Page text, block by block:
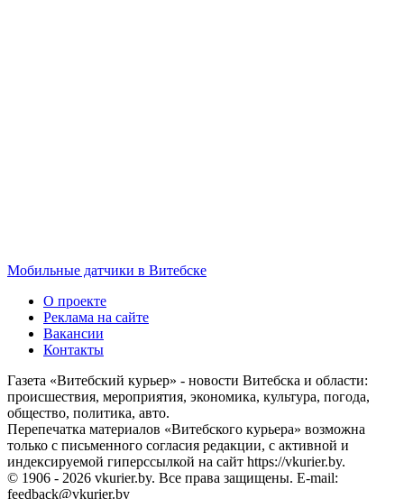
Мобильные датчики в Витебске
О проекте
Реклама на сайте
Вакансии
Контакты
Газета «Витебский курьер» - новости Витебска и области:
происшествия, мероприятия, экономика, культура, погода,
общество, политика, авто.
Перепечатка материалов «Витебского курьера» возможна
только с письменного согласия редакции, с активной и
индексируемой гиперссылкой на сайт https://vkurier.by.
© 1906 - 2026 vkurier.by. Все права защищены. E-mail:
feedback@vkurier.by